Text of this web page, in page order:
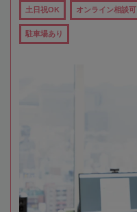
土日祝OK オンライン相談可
駐車場あり